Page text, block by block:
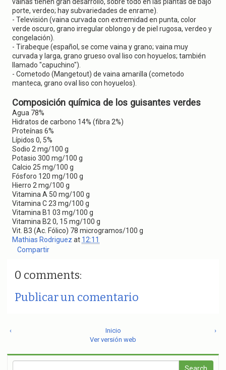
porte, verdeo; hay subvariedades de enrame).
- Televisión (vaina curvada con extremidad en punta, color
verde oscuro, grano irregular oblongo y de piel rugosa, verdeo y
congelación).
- Tirabeque (español, se come vaina y grano; vaina muy
curvada y larga, grano grueso oval liso con hoyuelos; también
llamado "capuchino").
- Cometodo (Mangetout) de vaina amarilla (cometodo
manteca, grano oval liso con hoyuelos).
Composición química de los guisantes verdes
Agua 78%
Hidratos de carbono 14% (fibra 2%)
Proteínas 6%
Lípidos 0, 5%
Sodio 2 mg/100 g
Potasio 300 mg/100 g
Calcio 25 mg/100 g
Fósforo 120 mg/100 g
Hierro 2 mg/100 g
Vitamina A 50 mg/100 g
Vitamina C 23 mg/100 g
Vitamina B1 03 mg/100 g
Vitamina B2 0, 15 mg/100 g
Vit. B3 (Ac. Fólico) 78 microgramos/100 g
Mathias Rodriguez at 12:11
Compartir
0 comments:
Publicar un comentario
‹ ›
Inicio
Ver versión web